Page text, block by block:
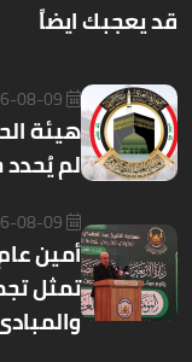
قد يعجبك ايضاً
2026-08-09
هيئة
لم يُحدد
2026-08-09
أمين عام
تمثل
والمبادئ